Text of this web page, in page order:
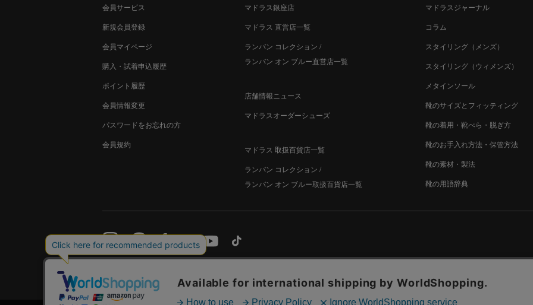
会員サービス
新規会員登録
会員マイページ
購入・試着申込履歴
ポイント履歴
会員情報変更
パスワードをお忘れの方
会員規約
マドラス銀座店
マドラス 直営店一覧
ランバン コレクション /
ランバン オン ブルー直営店一覧
店舗情報ニュース
マドラスオーダーシューズ
マドラス 取扱百貨店一覧
ランバン コレクション /
ランバン オン ブルー取扱百貨店一覧
マドラスジャーナル
コラム
スタイリング（メンズ）
スタイリング（ウィメンズ）
メタインソール
靴のサイズとフィッティング
靴の着用・靴べら・脱ぎ方
靴のお手入れ方法・保管方法
靴の素材・製法
靴の用語辞典
© Madras Inc. All rights reserved.